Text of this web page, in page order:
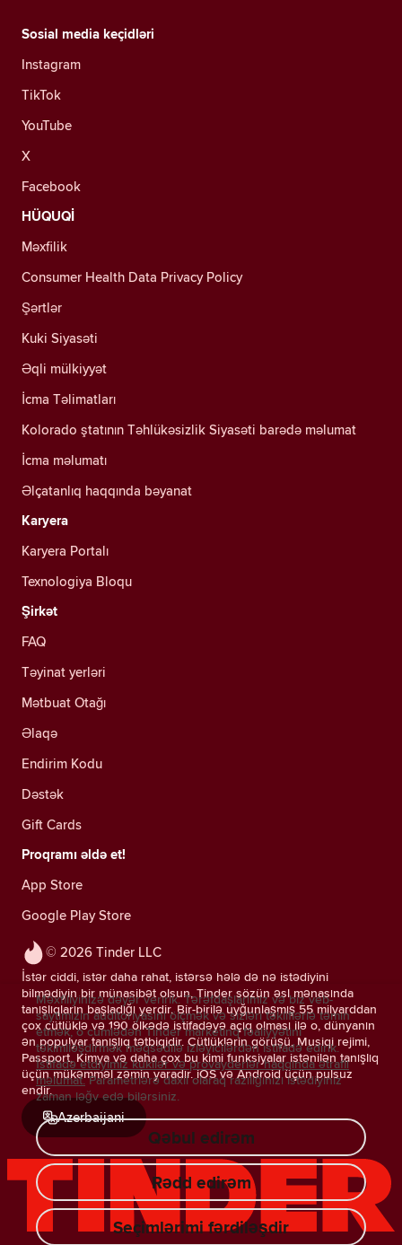
© 2026 Tinder LLC
İstər ciddi, istər daha rahat, istərsə hələ də nə istədiyini
bilmədiyin bir münasibət olsun, Tinder sözün əsl mənasında
tanışlıqların başladığı yerdir. Bir-birilə uyğunlaşmış 55 milyarddan
çox cütlüklə və 190 ölkədə istifadəyə açıq olması ilə o, dünyanın
ən populyar tanışlıq tətbiqidir. Cütlüklərin görüşü, Musiqi rejimi,
Passport, Kimya və daha çox bu kimi funksiyalar istənilən tanışlıq
üçün mükəmməl zəmin yaradır. iOS və Android üçün pulsuz
endir.
Azerbaijani
Sosial media keçidləri
Instagram
TikTok
YouTube
X
Facebook
HÜQUQİ
Məxfilik
Consumer Health Data Privacy Policy
Şərtlər
Kuki Siyasəti
Əqli mülkiyyət
İcma Təlimatları
Kolorado ştatının Təhlükəsizlik Siyasəti barədə məlumat
İcma məlumatı
Əlçatanlıq haqqında bəyanat
Karyera
Karyera Portalı
Texnologiya Bloqu
Şirkət
FAQ
Təyinat yerləri
Mətbuat Otağı
Əlaqə
Endirim Kodu
Dəstək
Gift Cards
Proqramı əldə et!
App Store
Google Play Store
Məxfiliyinizə dəyər veririk. Tərəfdaşlarımız və biz veb-
saytımızın auditoriyasını ölçmək və sizləri təkliflərlə təmin
etmək, o cümlədən Tinder marketinq fəaliyyətini
təkimlləşdirmək məqsədilə izləyicilərdən istifadə edirik.
İstifadə etdiyimiz kukilər və provayderlər haqqında ətraflı
məlumat. Parametrlərə daxil olaraq razılığınızı istədiyiniz
zaman ləğv edə bilərsiniz.
Qəbul edirəm
Rədd edirəm
Seçimlərimi fərdiləşdir